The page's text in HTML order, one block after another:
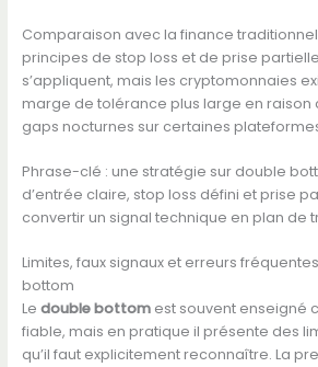
Comparaison avec la finance
principes de stop loss et de prise
s’appliquent, mais les cryptomonnaies
marge de tolérance plus large en raison
gaps nocturnes sur certaines
Phrase-clé : une stratégie sur double
d’entrée claire, stop loss défini et prise
convertir un signal technique en plan de
Limites, faux signaux et erreurs
bottom
Le double bottomest souvent enseigné
fiable, mais en pratique il présente des
qu’il faut explicitement reconnaître. La